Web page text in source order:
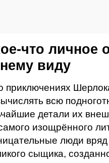
что личное
виду
приключениях
всю
детали их
изощрённого
люди вряд
сыщика,